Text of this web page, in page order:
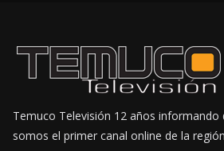
Temuco Televisión 12 años informando
somos el primer canal online de la